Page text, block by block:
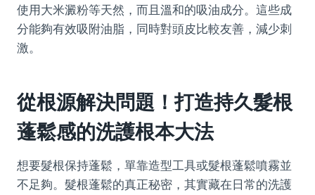
使用大米澱粉等天然，而且溫和的吸油成分。這些成
分能夠有效吸附油脂，同時對頭皮比較友善，減少刺
激。
從根源解決問題！打造持久髮根
蓬鬆感的洗護根本大法
想要髮根保持蓬鬆，單靠造型工具或髮根蓬鬆噴霧並
不足夠。髮根蓬鬆的真正秘密，其實藏在日常的洗護